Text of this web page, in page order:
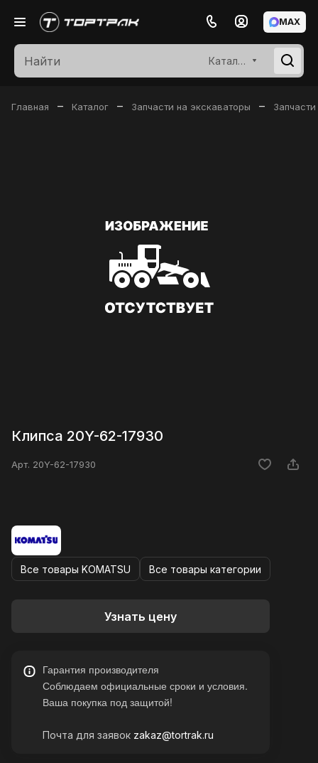
Каталог
MAX
Главная – Каталог – Запчасти на экскаваторы –
Клипса 20Y-62-17930
Арт. 20Y-62-17930
Все товары KOMATSU Все товары категории
Узнать цену
Гарантия производителя
Соблюдаем официальные сроки и условия.
Ваша покупка под защитой!
Почта для заявок zakaz@tortrak.ru